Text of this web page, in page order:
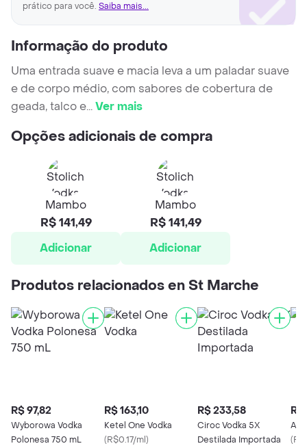
prático para você. Saiba mais...
Informação do produto
Uma entrada suave e macia leva a um paladar suave
e de corpo médio, com sabores de cobertura de
geada, talco e...Ver mais
Opções adicionais de compra
Mambo
R$ 141,49
Adicionar
Mambo
R$ 141,49
Adicionar
Produtos relacionados en St Marche
R$ 97,82
Wyborowa Vodka
Polonesa 750 mL
R$ 163,10
Ketel One Vodka
(R$0.17/ml)
R$ 233,58
Ciroc Vodka 5X
Destilada Importada
R$
(